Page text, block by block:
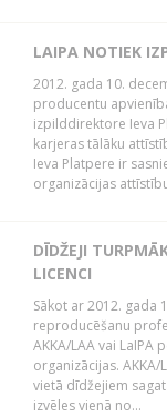
LAIPA NOTIEK
2012. gada 10.
producentu
izpilddirektore Ieva
karjeras tālāku
Ieva Platpere ir
organizācijas
DĪDŽEJI
LICENCI
Sākot ar 2012. gada
reproducēšanu
AKKA/LAA vai LaIPA
organizācijas.
vietā dīdžejiem
izvēles vienā no...